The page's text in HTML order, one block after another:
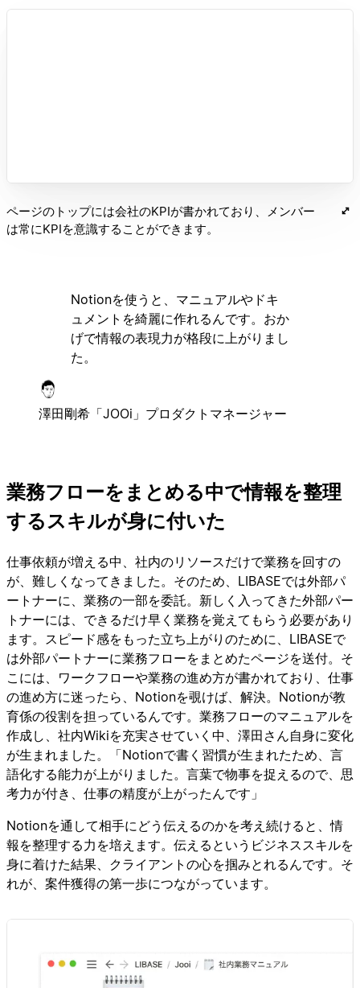
ページのトップには会社のKPIが書かれており、メンバー
は常にKPIを意識することができます。
Notionを使うと、マニュアルやドキ
ュメントを綺麗に作れるんです。おか
げで情報の表現力が格段に上がりまし
た。
澤田剛希 「JOOi」プロダクトマネージャー
業務フローをまとめる中で情報を整理
するスキルが身に付いた
仕事依頼が増える中、社内のリソースだけで業務を回すの
が、難しくなってきました。そのため、LIBASEでは外部パ
ートナーに、業務の一部を委託。新しく入ってきた外部パー
トナーには、できるだけ早く業務を覚えてもらう必要があり
ます。スピード感をもった立ち上がりのために、LIBASEで
は外部パートナーに業務フローをまとめたページを送付。そ
こには、ワークフローや業務の進め方が書かれており、仕事
の進め方に迷ったら、Notionを覗けば、解決。Notionが教
育係の役割を担っているんです。業務フローのマニュアルを
作成し、社内Wikiを充実させていく中、澤田さん自身に変化
が生まれました。「Notionで書く習慣が生まれたため、言
語化する能力が上がりました。言葉で物事を捉えるので、思
考力が付き、仕事の精度が上がったんです」
Notionを通して相手にどう伝えるのかを考え続けると、情
報を整理する力を培えます。伝えるというビジネススキルを
身に着けた結果、クライアントの心を掴みとれるんです。そ
れが、案件獲得の第一歩につながっています。